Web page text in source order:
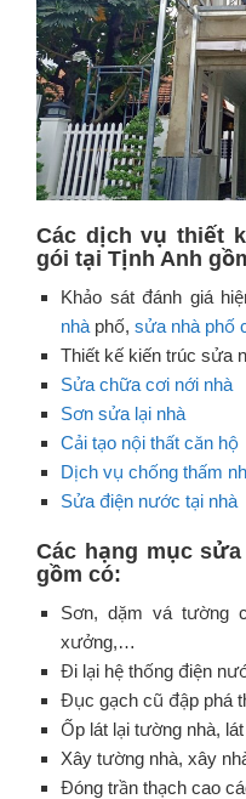
Các dịch vụ thiết
gói tại Tịnh Anh
Khảo sát đánh giá
nhà phố, sửa nhà phố
Thiết kế kiến trúc sửa
Sửa chữa cơi nới nhà
Sơn sửa lại nhà
Cải tạo nội thất căn hộ
Dịch vụ chống thấm
Sửa điện nước tại nhà
Các hạng mục
gồm có:
Sơn, dặm vá tường
xưởng,…
Đi lại hệ thống điện
Đục gạch cũ đập phá
Ốp lát lại tường nhà,
Xây tường nhà, xây
Đóng trần thạch cao